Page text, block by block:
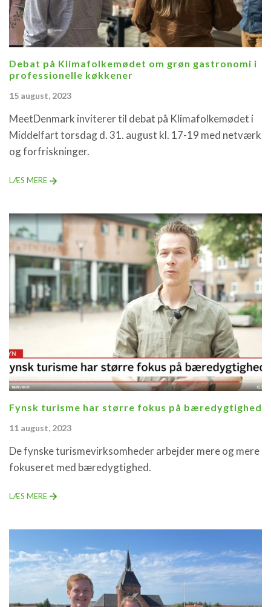
Debat på Klimafolkemødet om grøn gastronomi i
professionelle køkkener
15 august, 2023
MeetDenmark inviterer til debat på Klimafolkemødet i
Middelfart torsdag d. 31. august kl. 17-19 med netværk
og forfriskninger.
LÆS MERE
Fynsk turisme har større fokus på bæredygtighed
11 august, 2023
De fynske turismevirksomheder arbejder mere og mere
fokuseret med bæredygtighed.
LÆS MERE